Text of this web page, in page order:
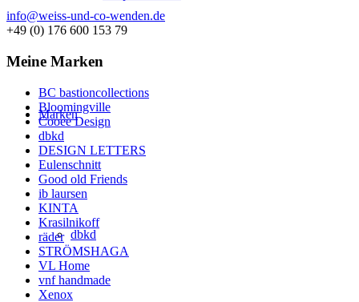
Marken
dbkd
info@weiss-und-co-wenden.de
+49 (0) 176 600 153 79
Meine Marken
BC bastioncollections
Bloomingville
Cooee Design
dbkd
DESIGN LETTERS
Eulenschnitt
Good old Friends
ib laursen
KINTA
Krasilnikoff
räder
STRÖMSHAGA
VL Home
vnf handmade
Xenox